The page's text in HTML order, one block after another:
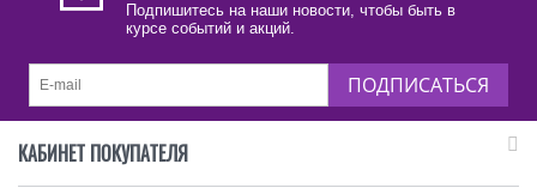
Подпишитесь на наши новости, чтобы быть в
курсе событий и акций.
ПОДПИСАТЬСЯ
КАБИНЕТ ПОКУПАТЕЛЯ